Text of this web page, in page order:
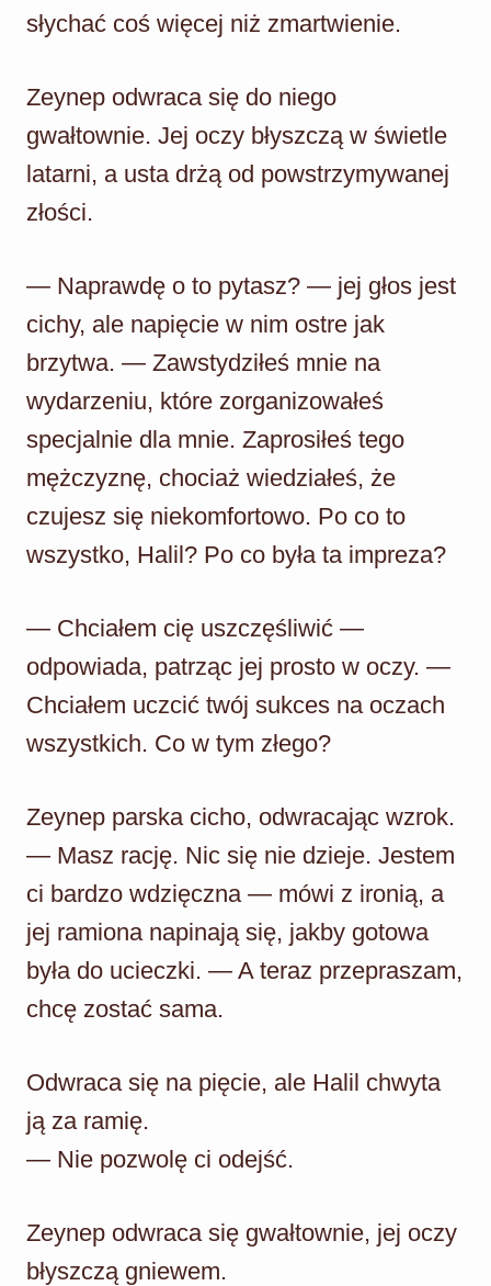
słychać coś więcej niż zmartwienie.
Zeynep odwraca się do niego
gwałtownie. Jej oczy błyszczą w świetle
latarni, a usta drżą od powstrzymywanej
złości.
— Naprawdę o to pytasz? — jej głos jest
cichy, ale napięcie w nim ostre jak
brzytwa. — Zawstydziłeś mnie na
wydarzeniu, które zorganizowałeś
specjalnie dla mnie. Zaprosiłeś tego
mężczyznę, chociaż wiedziałeś, że
czujesz się niekomfortowo. Po co to
wszystko, Halil? Po co była ta impreza?
— Chciałem cię uszczęśliwić —
odpowiada, patrząc jej prosto w oczy. —
Chciałem uczcić twój sukces na oczach
wszystkich. Co w tym złego?
Zeynep parska cicho, odwracając wzrok.
— Masz rację. Nic się nie dzieje. Jestem
ci bardzo wdzięczna — mówi z ironią, a
jej ramiona napinają się, jakby gotowa
była do ucieczki. — A teraz przepraszam,
chcę zostać sama.
Odwraca się na pięcie, ale Halil chwyta
ją za ramię.
— Nie pozwolę ci odejść.
Zeynep odwraca się gwałtownie, jej oczy
błyszczą gniewem.